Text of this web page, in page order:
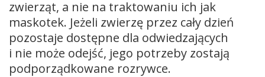
zwierząt, a nie na traktowaniu ich jak
maskotek. Jeżeli zwierzę przez cały dzień
pozostaje dostępne dla odwiedzających
i nie może odejść, jego potrzeby zostają
podporządkowane rozrywce.